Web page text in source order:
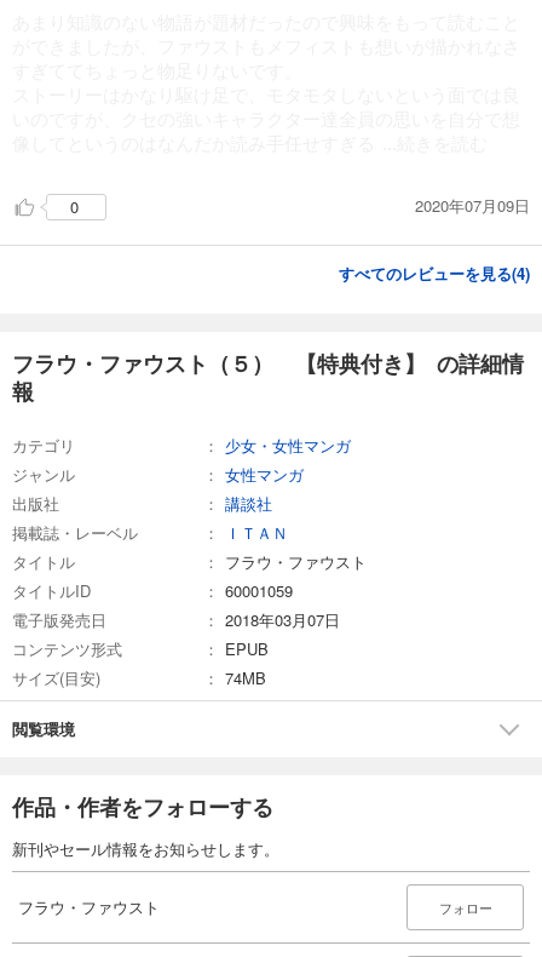
0 2020年07月09日
すべてのレビューを見る(4)
フラウ・ファウスト（５） 【特典付き】 の詳細情
報
カテゴリ
少女・女性マンガ
ジャンル
女性マンガ
出版社
講談社
掲載誌・レーベル
ＩＴＡＮ
タイトル
フラウ・ファウスト
タイトルID
60001059
電子版発売日
2018年03月07日
コンテンツ形式
EPUB
サイズ(目安)
74MB
閲覧環境
作品・作者をフォローする
新刊やセール情報をお知らせします。
フラウ・ファウスト フォロー